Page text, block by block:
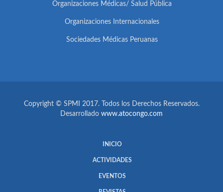
Organizaciones Médicas/ Salud Pública
Organizaciones Internacionales
Sociedades Médicas Peruanas
Copyright © SPMI 2017. Todos los Derechos Reservados.
Desarrollado www.atocongo.com
INICIO
ACTIVIDADES
EVENTOS